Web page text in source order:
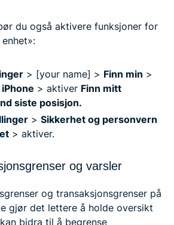
du også aktivere funksjoner for
> [your name] > Finn min >
> aktiver Finn mitt
siste posisjon.
> Sikkerhet og personvern
> aktiver.
og varsler
og transaksjonsgrenser på
gjør det lettere å holde oversikt
bidra til å begrense